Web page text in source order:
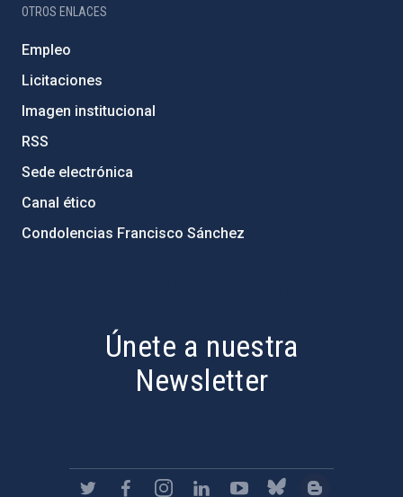
OTROS ENLACES
Empleo
Licitaciones
Imagen institucional
RSS
Sede electrónica
Canal ético
Condolencias Francisco Sánchez
Únete a nuestra
Newsletter